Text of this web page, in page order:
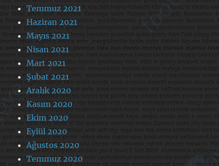
Temmuz 2021
Haziran 2021
Mayıs 2021
Nisan 2021
Mart 2021
Şubat 2021
Aralık 2020
Kasım 2020
Ekim 2020
Eylül 2020
Ağustos 2020
Temmuz 2020